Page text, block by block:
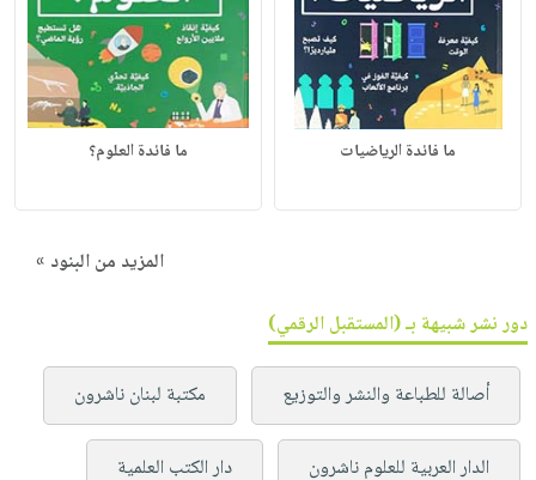
ما فائدة الرياضيات ما فائدة العلوم؟
المزيد من البنود »
دور نشر شبيهة بـ (المستقبل الرقمي)
أصالة للطباعة والنشر والتوزيع مكتبة لبنان ناشرون
الدار العربية للعلوم ناشرون دار الكتب العلمية